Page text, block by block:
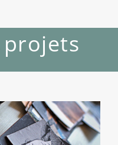
projets